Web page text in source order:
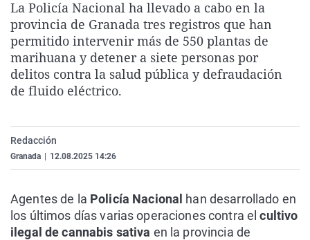
La rosa de los vientos
Gente viajera
Como el perro y el
Caso
Retornados
Equipo de
Extremadura
Galicia
La Rioja
Virales
Televisión
Elecciones
La Policía Nacional ha llevado a cabo en la
provincia de Granada tres registros que han
permitido intervenir más de 550 plantas de
marihuana y detener a siete personas por
delitos contra la salud pública y defraudación
de fluido eléctrico.
Redacción
Granada 12.08.2025 14:26
Agentes de la Policía Nacional han desarrollado en
los últimos días varias operaciones contra elcultivo
ilegal de cannabis sativa en la provincia de